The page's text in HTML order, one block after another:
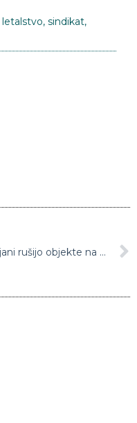
letalstvo, sindikat,
Italijani rušijo objekte na mejnem prehodu (video)